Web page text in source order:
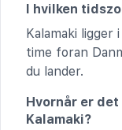
I hvilken
Kalamaki
time foran
du lander.
Hvornår er
Kalamaki?